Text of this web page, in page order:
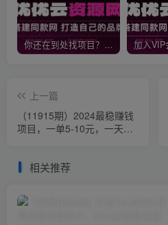
你还在到处找项目？还在当韭菜？我靠网创资源站一个月收入5万+，曾经我也是个失败者。
上一篇
（11915期）2024最稳赚钱
项目，一单5-10元，一天
相关推荐